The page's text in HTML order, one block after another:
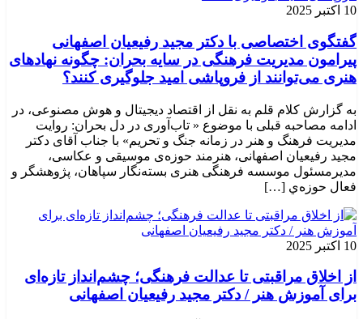
10 اکتبر 2025
گفتگوی اختصاصی با دکتر مجید رفیعیان اصفهانی
پیرامون مدیریت فرهنگی در سایه بحران: چگونه نهادهای
هنری می‌توانند از فروپاشی امید جلوگیری کنند؟
به گزارش کلام قلم به نقل از اقتصاد دیجیتال و هوش مصنوعی، در
ادامه مصاحبه قبلی با موضوع « تاب‌آوری در دل بحران: روایت
مدیریت فرهنگ و هنر در زمانه جنگ و تحریم» با جناب آقای دکتر
مجید رفیعیان اصفهانی، هنرمند حوزه‌ی موسیقی و عکاسی،
مدیرمسئول موسسه فرهنگی هنری بسته‌نگار سپاهان، پژوهشگر و
فعال حوزه‌ي‌ […]
10 اکتبر 2025
از اخلاق مراقبتی تا عدالت فرهنگی؛ چشم‌انداز تازه‌ای
برای آموزش هنر / دکتر مجید رفیعیان اصفهانی